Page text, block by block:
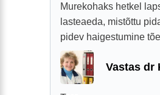
Murekohaks hetkel
lasteaeda, mistõttu
pidev haigestumine
Vastas dr